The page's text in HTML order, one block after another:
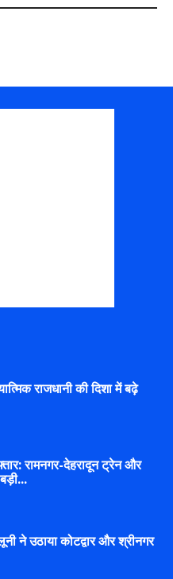
राजधानी की दिशा में बढ़े
रामनगर-देहरादून ट्रेन और
ने उठाया कोटद्वार और श्रीनगर